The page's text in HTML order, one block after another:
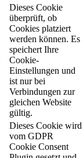
Dieses Cookie
überprüft, ob
Cookies platziert
werden können. Es
speichert Ihre
Cookie-
Einstellungen und
ist nur bei
Verbindungen zur
gleichen Website
gültig.
Dieses Cookie wird
vom GDPR
Cookie Consent